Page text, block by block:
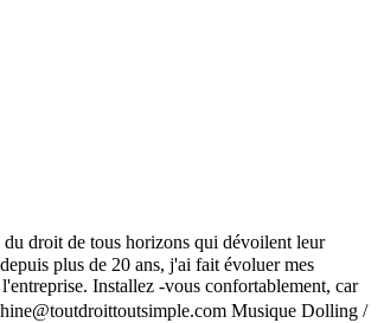
droit de tous horizons qui dévoilent leur
plus de 20 ans, j'ai fait évoluer mes
Installez -vous confortablement, car
Musique Dolling /